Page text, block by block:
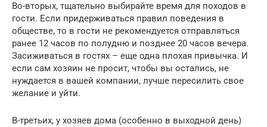
Во-вторых, тщательно выбирайте время для походов в
гости. Если придерживаться правил поведения в
обществе, то в гости не рекомендуется отправляться
ранее 12 часов по полудню и позднее 20 часов вечера.
Засиживаться в гостях – еще одна плохая привычка. И
если сам хозяин не просит, чтобы вы остались, не
нуждается в вашей компании, лучше пересилить свое
желание и уйти.
В-третьих, у хозяев дома (особенно в выходной день)